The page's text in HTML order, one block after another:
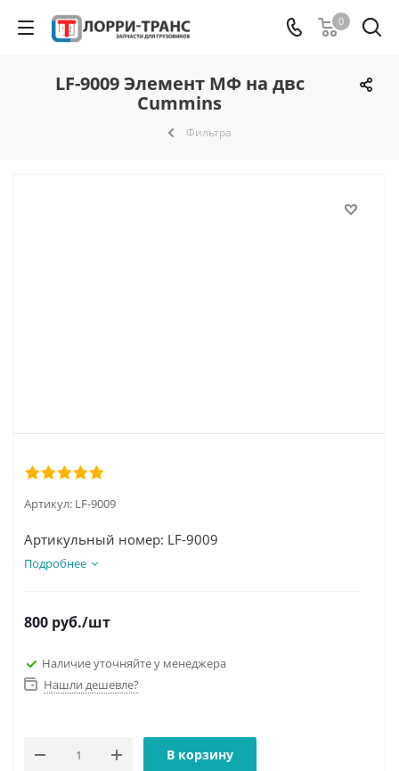
0
LF-9009 Элемент МФ на двс
Cummins
Фильтра
Артикул: LF-9009
Артикульный номер: LF-9009
Подробнее
800 руб./шт
Наличие уточняйте у менеджера
Нашли дешевле?
В корзину